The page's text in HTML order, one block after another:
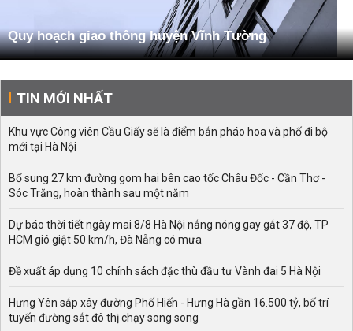
Quy hoạch giao thông huyện Vĩnh Tường
TIN MỚI NHẤT
Khu vực Công viên Cầu Giấy sẽ là điểm bắn pháo hoa và phố đi bộ
mới tại Hà Nội
Bổ sung 27 km đường gom hai bên cao tốc Châu Đốc - Cần Thơ -
Sóc Trăng, hoàn thành sau một năm
Dự báo thời tiết ngày mai 8/8 Hà Nội nắng nóng gay gắt 37 độ, TP
HCM gió giật 50 km/h, Đà Nẵng có mưa
Đề xuất áp dụng 10 chính sách đặc thù đầu tư Vành đai 5 Hà Nội
Hưng Yên sắp xây đường Phố Hiến - Hưng Hà gần 16.500 tỷ, bố trí
tuyến đường sắt đô thị chạy song song